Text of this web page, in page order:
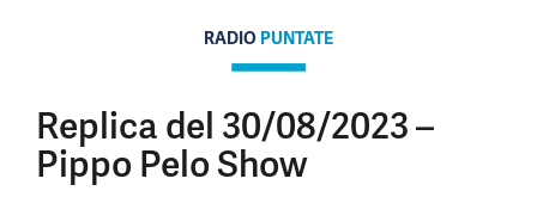
RADIO PUNTATE
Replica del 30/08/2023 –
Pippo Pelo Show